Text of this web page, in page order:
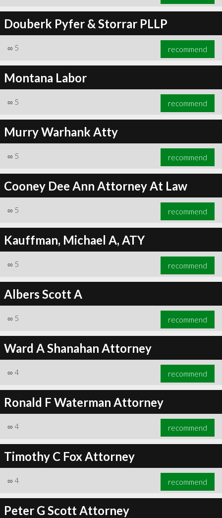
Douberk Pyfer & Storrar PLLP
∞ 5 recommend
Montana Labor
∞ 5 recommend
Murry Warhank Atty
∞ 5 recommend
Cooney Dee Ann Attorney At Law
∞ 5 recommend
Kauffman, Michael A, ATY
∞ 5 recommend
Albers Scott A
∞ 5 recommend
Ward A Shanahan Attorney
∞ 4 recommend
Ronald F Waterman Attorney
∞ 4 recommend
Timothy C Fox Attorney
∞ 4 recommend
Peter G Scott Attorney